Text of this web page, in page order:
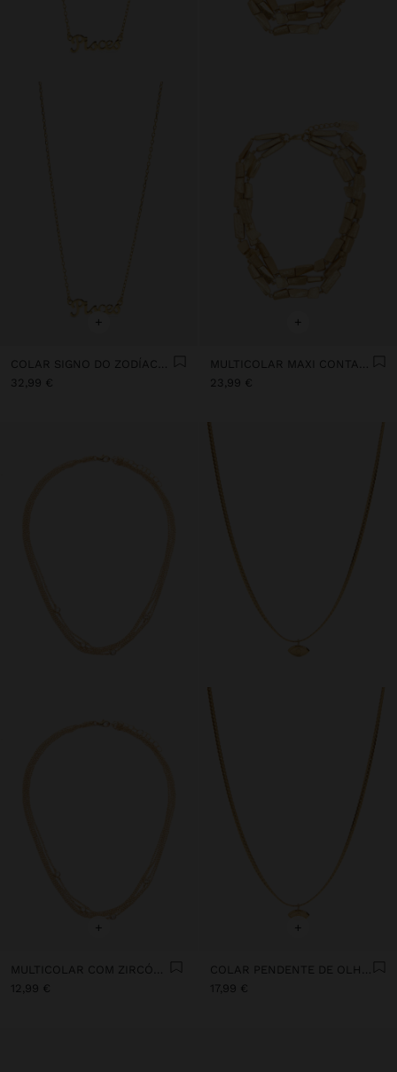
+
COLAR SIGNO DO ZODÍACO PEIXES - PRATA DE LEI 925
32,99 €
+
MULTICOLAR MAXI CONTAS EFEITO PEDRA
23,99 €
+
12,99 €
+
17,99 €